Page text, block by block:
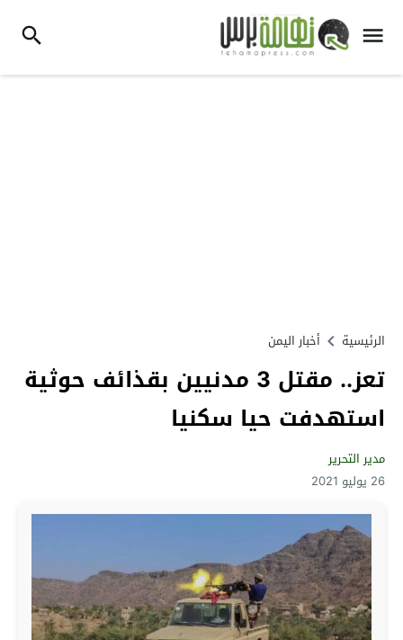
الرئيسية أخبار اليمن
تعز.. مقتل 3 مدنيين بقذائف حوثية
استهدفت حيا سكنيا
مدير التحرير
26 يوليو 2021